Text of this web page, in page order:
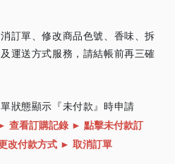
訂單、修改商品色號、香味、拆
運送方式服務，請結帳前再三確
狀態顯示『未付款』時申請
查看訂購記錄 ► 點擊未付款訂
改付款方式 ► 取消訂單